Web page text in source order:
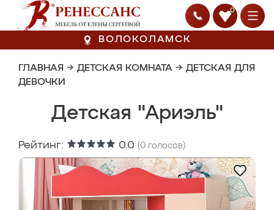
0
ВОЛОКОЛАМСК
ГЛАВНАЯ → ДЕТСКАЯ КОМНАТА → ДЕТСКАЯ ДЛЯ
ДЕВОЧКИ
Детская "Ариэль"
Рейтинг: 0.0 (0 голосов)